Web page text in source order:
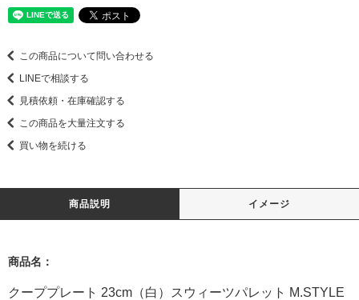
この商品について問い合わせる
LINEで相談する
見積依頼・在庫確認する
この商品を大量注文する
買い物を続ける
商品説明 イメージ
商品名：
クーププレート 23cm（白）スウィーツパレット M.STYLE